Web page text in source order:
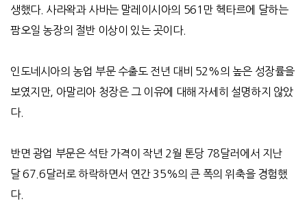
생했다. 사라왁과 사바는 말레이시아의 561 만 헥타르에 달하는
팜오일 농장의 절반 이상이 있는 곳이다.
인도네시아의 농업 부문 수출도 전년 대비 52%의 높은 성장률을
보였지만, 아말리아 청장은 그 이유에 대해 자세히 설명하지 않았
다.
반면 광업 부문은 석탄 가격이 작년 2월 톤당 78달러에서 지난
달67.6달러로 하락하면서 연간35%의 큰 폭의 위축을 경험했
다.